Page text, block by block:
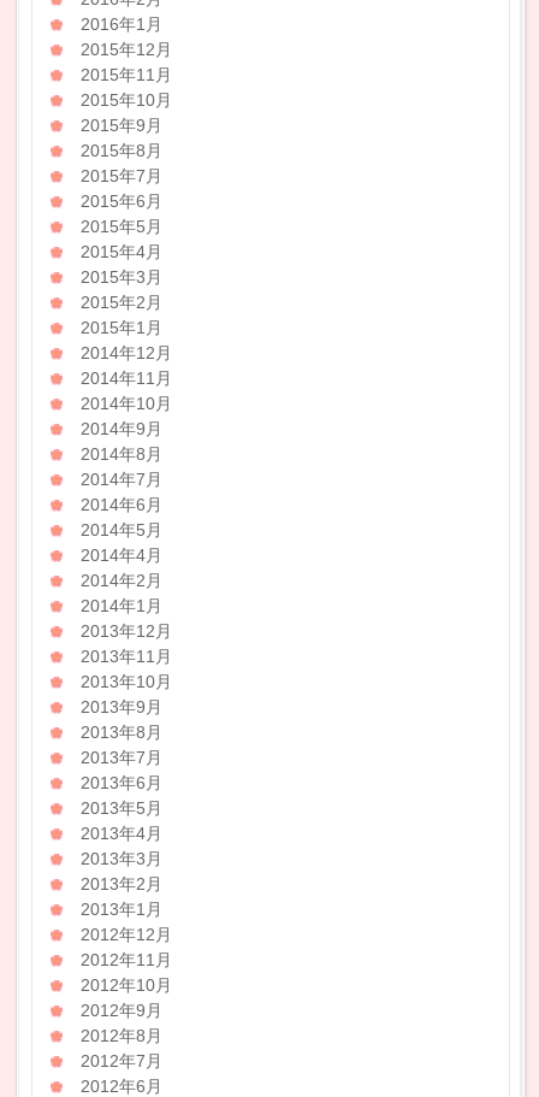
2016年1月
2015年12月
2015年11月
2015年10月
2015年9月
2015年8月
2015年7月
2015年6月
2015年5月
2015年4月
2015年3月
2015年2月
2015年1月
2014年12月
2014年11月
2014年10月
2014年9月
2014年8月
2014年7月
2014年6月
2014年5月
2014年4月
2014年2月
2014年1月
2013年12月
2013年11月
2013年10月
2013年9月
2013年8月
2013年7月
2013年6月
2013年5月
2013年4月
2013年3月
2013年2月
2013年1月
2012年12月
2012年11月
2012年10月
2012年9月
2012年8月
2012年7月
2012年6月